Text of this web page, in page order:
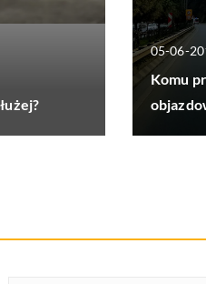
05-06-
Komu